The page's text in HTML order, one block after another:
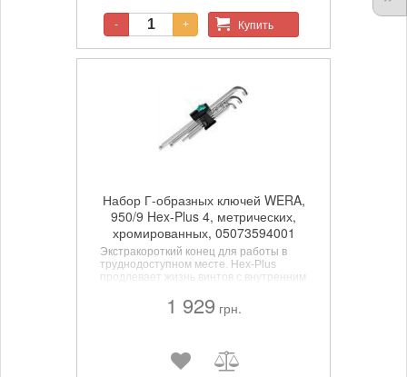
- + Купить
Набор Г-образных ключей WERA,
950/9 Hex-Plus 4, метрических,
хромированных, 05073594001
Экстракороткий конец для работы в
труднодоступном месте. Hex-Plus
продлевает жизнь винтов с внутренним
наконечник на длинной стороне ключа
позволяет уверенно работать даже в
отличной защиты от коррозии В
практичном зажиме из износостойкого
1 929 грн.